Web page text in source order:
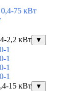
75 кВт
2,2 кВт ▼
1
1
1
1
15 кВт
▼